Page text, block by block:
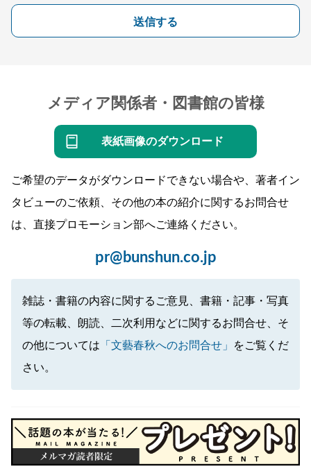
送信する
メディア関係者・図書館の皆様
表紙画像のダウンロード
ご希望のデータがダウンロードできない場合や、著者イン
タビューのご依頼、その他の本の紹介に関するお問合せ
は、直接プロモーション部へご連絡ください。
pr@bunshun.co.jp
雑誌・書籍の内容に関するご意見、書籍・記事・写真
等の転載、朗読、二次利用などに関するお問合せ、そ
の他については 「文藝春秋へのお問合せ」
をご覧くだ
さい。